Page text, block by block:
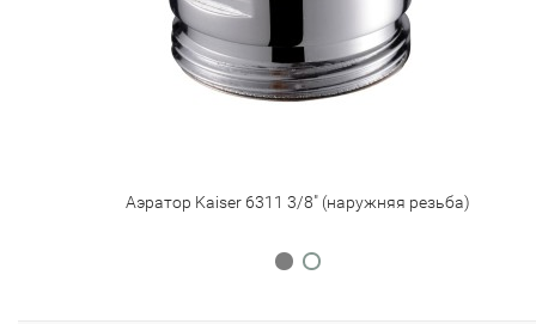
Аэратор Kaiser 6311 3/8" (наружняя резьба)